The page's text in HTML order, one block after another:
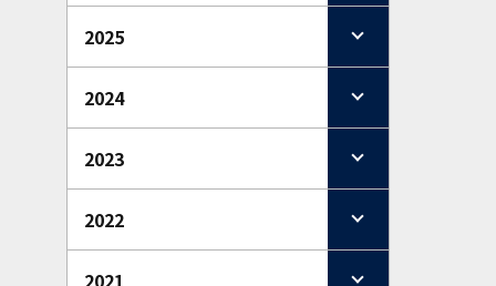
2025
2024
2023
2022
2021